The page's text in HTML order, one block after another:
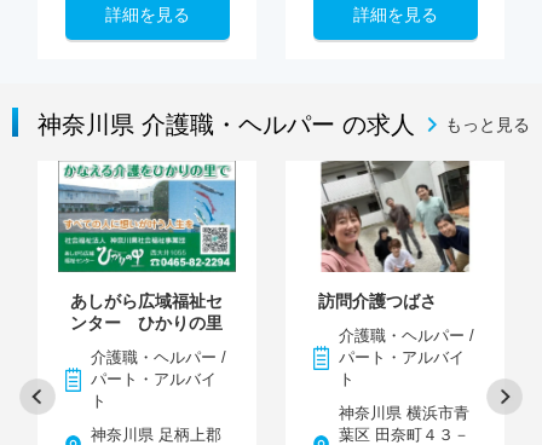
詳細を見る 詳細を見る
神奈川県 介護職・ヘルパー の求人 もっと見る
あしがら広域福祉セ
ンター ひかりの里
介護職・ヘルパー /
パート・アルバイ
ト
神奈川県 足柄上郡
訪問介護つばさ
介護職・ヘルパー /
パート・アルバイ
ト
神奈川県 横浜市青
葉区 田奈町４３－